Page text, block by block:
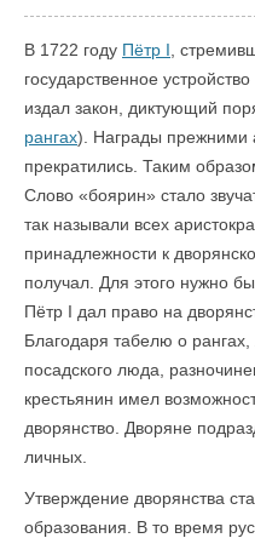
В 1722 году Пётр I ,
государственное
издал закон, диктующий
рангах). Награды прежними
прекратились. Таким
Слово «боярин» стало
так называли всех
принадлежности к
получал. Для этого нужно
Пётр I дал право на
Благодаря табелю о
посадского люда,
крестьянин имел
дворянство. Дворяне
личных.
Утверждение дворянства
образования. В то время